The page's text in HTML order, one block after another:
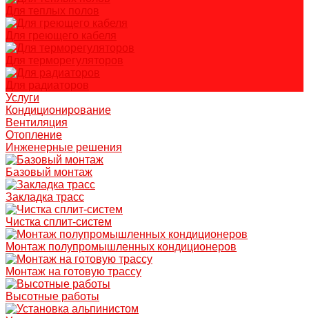
Для теплых полов
Для греющего кабеля
Для терморегуляторов
Для радиаторов
Услуги
Кондиционирование
Вентиляция
Отопление
Инженерные решения
Базовый монтаж
Закладка трасс
Чистка сплит-систем
Монтаж полупромышленных кондиционеров
Монтаж на готовую трассу
Высотные работы